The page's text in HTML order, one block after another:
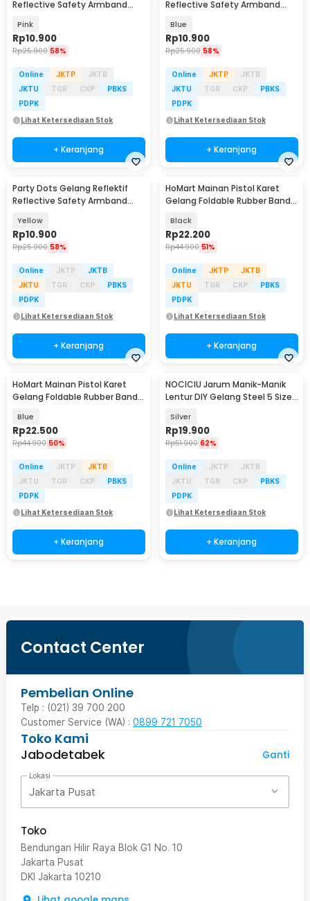
Reflective Safety Armband
Pink
Rp10.900
Rp25.900 58%
Online JKTP
JKTB
JKTU
TGR CKP
PBKS
PDPK
Lihat Ketersediaan Stok
+ Keranjang
Reflective Safety Armband
Blue
Rp10.900
Rp25.900 58%
Online JKTP
JKTB
JKTU
TGR CKP
PBKS
PDPK
Lihat Ketersediaan Stok
+ Keranjang
Party Dots Gelang Reflektif
Reflective Safety Armband
Yellow
Rp10.900
Rp25.900 58%
Online JKTP
JKTB
JKTU
TGR CKP
PBKS
PDPK
Lihat Ketersediaan Stok
+ Keranjang
HoMart Mainan Pistol Karet
Gelang Foldable Rubber Band
Black
Rp22.200
Rp44.900 51%
Online JKTP
JKTB
JKTU
TGR CKP
PBKS
PDPK
Lihat Ketersediaan Stok
+ Keranjang
HoMart Mainan Pistol Karet
Gelang Foldable Rubber Band
Blue
Rp22.500
Rp44.900 50%
Online JKTP
JKTB
JKTU
TGR CKP
PBKS
PDPK
Lihat Ketersediaan Stok
+ Keranjang
NOCICIU Jarum Manik-Manik
Lentur DIY Gelang Steel 5 Size
Silver
Rp19.900
Rp51.900 62%
Online JKTP
JKTB
JKTU
TGR CKP
PBKS
PDPK
Lihat Ketersediaan Stok
+ Keranjang
Contact Center
Pembelian Online
Telp : (021) 39 700 200
Customer Service (WA) : 0899 721 7050
Toko Kami
Jabodetabek
Ganti
Lokasi
Jakarta Pusat
Toko
Bendungan Hilir Raya Blok G1 No. 10
Jakarta Pusat
DKI Jakarta 10210